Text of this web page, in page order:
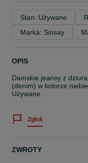
Stan: Używane
Marka: Sinsay
OPIS
Damskie jeansy z
(denim) w kolorze
Używane.
Zgłoś
ZWROTY